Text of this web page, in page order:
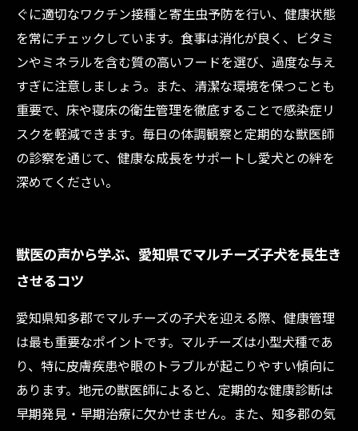
ぐに適切なワクチン接種と寄生虫予防を行い、健康状態
を常にチェックしています。食事は消化が良く、ビタミ
ンやミネラルを含む質の高いフードを選び、過度な与え
すぎに注意しましょう。また、清潔な環境を保つことも
重要で、床や寝床の衛生管理を徹底することで感染症リ
スクを軽減できます。毎日の体調観察と定期的な獣医師
の診察を通じて、健康な成長をサポートし愛犬との絆を
深めてください。
獣医の声から学ぶ、愛知県でマルチーズ子犬を長生き
させるコツ
愛知県知多郡でマルチーズの子犬を迎える際、健康管理
は最も重要なポイントです。マルチーズは小型犬種であ
り、特に皮膚疾患や眼のトラブルが起こりやすい傾向に
あります。地元の獣医師によると、定期的な健康診断は
早期発見・早期治療に欠かせません。また、知多郡の気